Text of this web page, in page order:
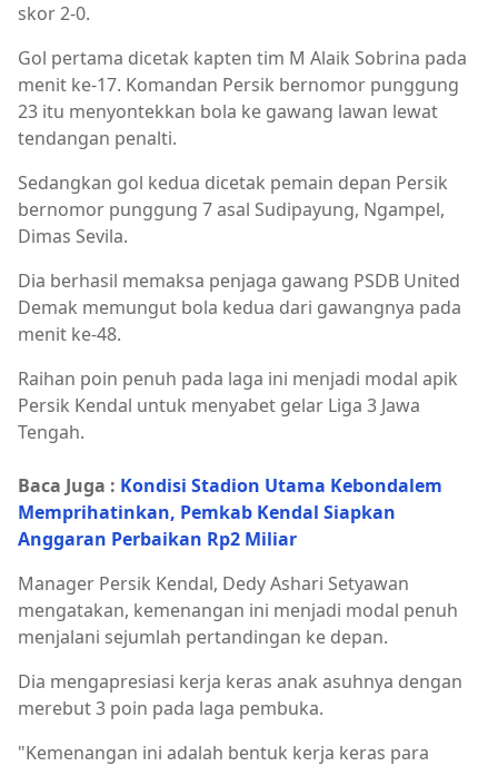
skor 2-0.
Gol pertama dicetak kapten tim M Alaik Sobrina pada
menit ke-17. Komandan Persik bernomor punggung
23 itu menyontekkan bola ke gawang lawan lewat
tendangan penalti.
Sedangkan gol kedua dicetak pemain depan Persik
bernomor punggung 7 asal Sudipayung, Ngampel,
Dimas Sevila.
Dia berhasil memaksa penjaga gawang PSDB United
Demak memungut bola kedua dari gawangnya pada
menit ke-48.
Raihan poin penuh pada laga ini menjadi modal apik
Persik Kendal untuk menyabet gelar Liga 3 Jawa
Tengah.
Baca Juga : Kondisi Stadion Utama Kebondalem
Memprihatinkan, Pemkab Kendal Siapkan
Anggaran Perbaikan Rp2 Miliar
Manager Persik Kendal, Dedy Ashari Setyawan
mengatakan, kemenangan ini menjadi modal penuh
menjalani sejumlah pertandingan ke depan.
Dia mengapresiasi kerja keras anak asuhnya dengan
merebut 3 poin pada laga pembuka.
"Kemenangan ini adalah bentuk kerja keras para